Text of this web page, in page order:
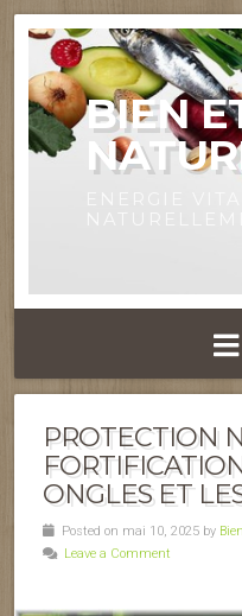
BIEN
ENERGIE
PROTECTION
ONGLES ET
Posted on mai 10, 2025 by
Leave a Comment